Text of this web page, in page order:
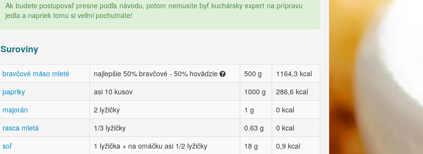
Ak budete postupovať presne podľa návodu, potom nemusíte byť kuchársky expert na prípravu
jedla a napriek tomu si veľmi pochutnáte!
Suroviny
bravčové mäso mleté najlepšie 50% bravčové - 50% hovädzie 500 g
1164,3 kcal
papriky
asi 10 kusov 1000 g
286,6 kcal
majorán
2 lyžičky 1 g
0 kcal
rasca mletá
1/3 lyžičky 0.63 g
0 kcal
soľ
1 lyžička + na omáčku asi 1/2 lyžičky 18 g
0,9 kcal